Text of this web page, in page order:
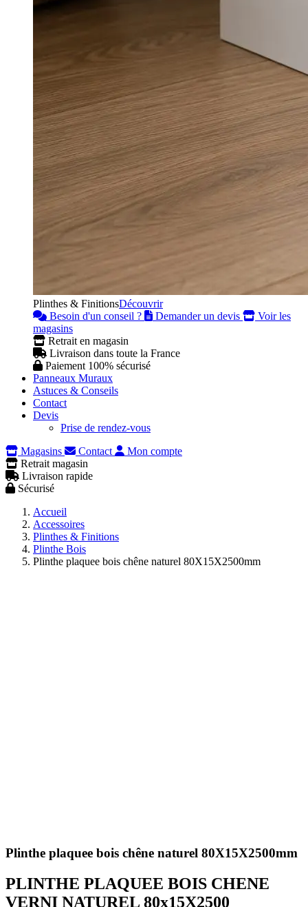
Plinthes & FinitionsDécouvrir
Besoin d'un conseil ?
Demander un devis
Voir les
magasins
Retrait en magasin
Livraison dans toute la France
Paiement 100% sécurisé
Panneaux Muraux
Astuces & Conseils
Contact
Devis
Prise de rendez-vous
Magasins
Contact
Mon compte
Retrait magasin
Livraison rapide
Sécurisé
Accueil
Accessoires
Plinthes & Finitions
Plinthe Bois
Plinthe plaquee bois chêne naturel 80X15X2500mm
Plinthe plaquee bois chêne naturel 80X15X2500mm
PLINTHE PLAQUEE BOIS CHENE
VERNI NATUREL 80x15X2500